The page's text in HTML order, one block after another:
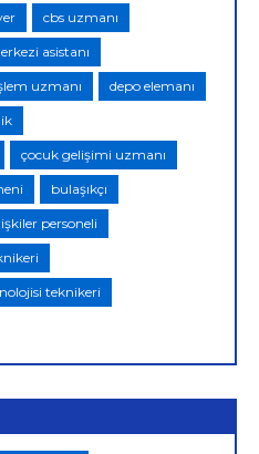
cbs uzmanı
asistanı
uzmanı depo elemanı
çocuk gelişimi uzmanı
bulaşıkçı
personeli
teknikeri